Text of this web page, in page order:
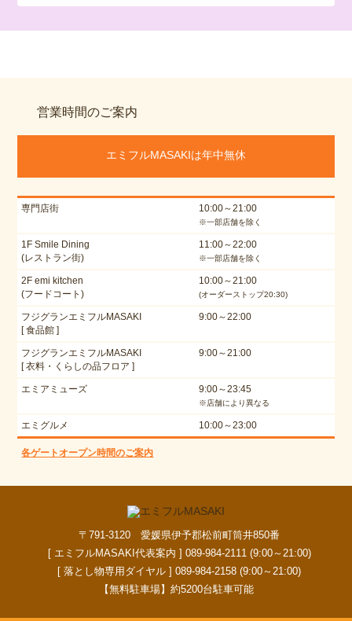
営業時間のご案内
エミフルMASAKIは年中無休
専門店街 10:00～21:00
※一部店舗を除く
1F Smile Dining
(レストラン街)
11:00～22:00
※一部店舗を除く
2F emi kitchen
(フードコート)
10:00～21:00
(オーダーストップ20:30)
フジグランエミフルMASAKI
[ 食品館 ]
9:00～22:00
フジグランエミフルMASAKI
[ 衣料・くらしの品フロア ]
9:00～21:00
エミアミューズ 9:00～23:45
※店舗により異なる
エミグルメ 10:00～23:00
各ゲートオープン時間のご案内
〒791-3120 愛媛県伊予郡松前町筒井850番
[ エミフルMASAKI代表案内 ] 089-984-2111 (9:00～21:00)
[ 落とし物専用ダイヤル ] 089-984-2158 (9:00～21:00)
【無料駐車場】約5200台駐車可能